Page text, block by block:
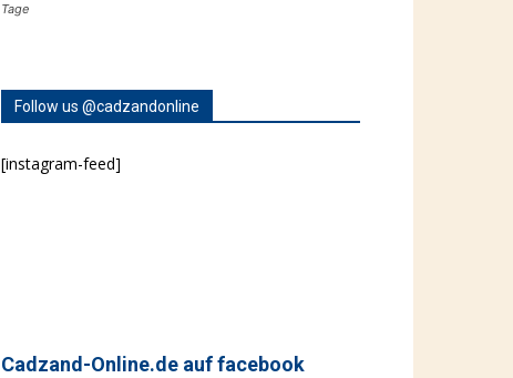
Tage
Follow us @cadzandonline
[instagram-feed]
Cadzand-Online.de auf facebook